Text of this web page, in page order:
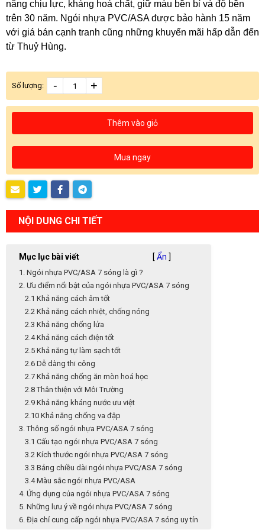
năng chịu lực, kháng hoá chất, giữ màu bền bỉ và độ bền
trên 30 năm. Ngói nhựa PVC/ASA được bảo hành 15 năm
với giá bán cạnh tranh cũng những khuyến mãi hấp dẫn đến
từ Thuỷ Hùng.
Số lượng: - +
Thêm vào giỏ
Mua ngay
NỘI DUNG CHI TIẾT
Mục lục bài viết [ Ẩn ]
1. Ngói nhựa PVC/ASA 7 sóng là gì ?
2. Ưu điểm nổi bật của ngói nhựa PVC/ASA 7 sóng
2.1 Khả năng cách âm tốt
2.2 Khả năng cách nhiệt, chống nóng
2.3 Khả năng chống lửa
2.4 Khả năng cách điện tốt
2.5 Khả năng tự làm sạch tốt
2.6 Dễ dàng thi công
2.7 Khả năng chống ăn mòn hoá học
2.8 Thân thiện với Môi Trường
2.9 Khả năng kháng nước ưu việt
2.10 Khả năng chống va đập
3. Thông số ngói nhựa PVC/ASA 7 sóng
3.1 Cấu tạo ngói nhựa PVC/ASA 7 sóng
3.2 Kích thước ngói nhựa PVC/ASA 7 sóng
3.3 Bảng chiều dài ngói nhựa PVC/ASA 7 sóng
3.4 Màu sắc ngói nhựa PVC/ASA
4. Ứng dụng của ngói nhựa PVC/ASA 7 sóng
5. Những lưu ý về ngói nhựa PVC/ASA 7 sóng
6. Địa chỉ cung cấp ngói nhựa PVC/ASA 7 sóng uy tín